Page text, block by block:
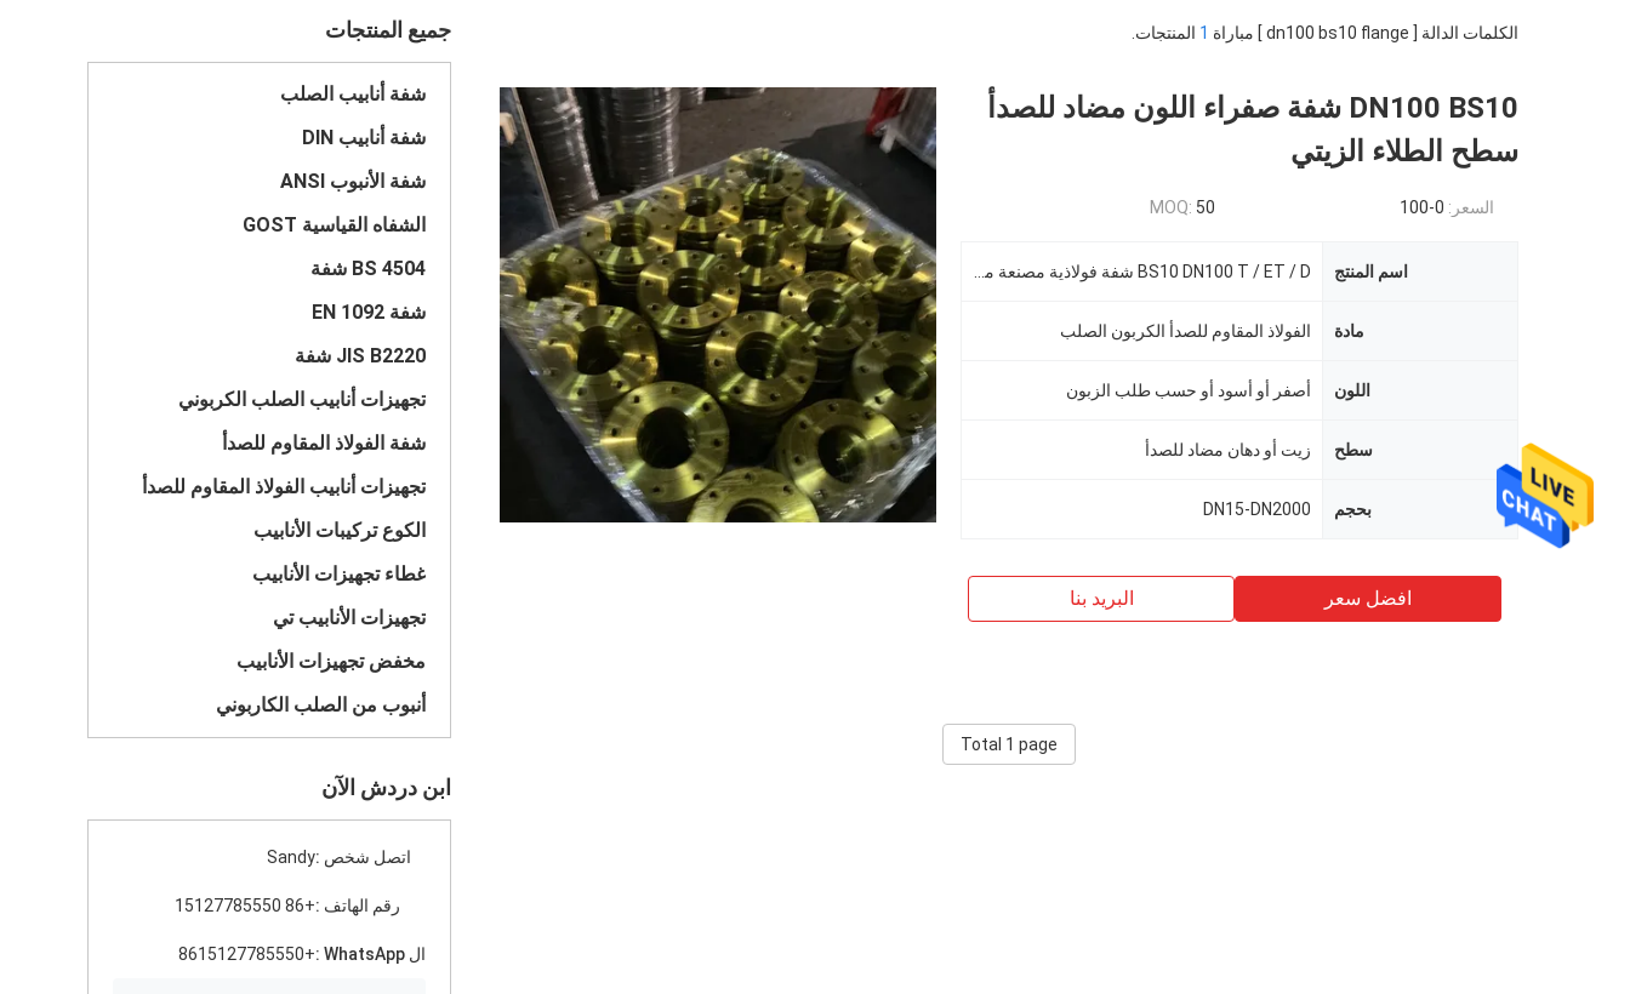
جميع المنتجات
شفة أنابيب الصلب
شفة أنابيب DIN
شفة الأنبوب ANSI
الشفاه القياسية GOST
BS 4504 شفة
شفة EN 1092
JIS B2220 شفة
تجهيزات أنابيب الصلب الكربوني
شفة الفولاذ المقاوم للصدأ
تجهيزات أنابيب الفولاذ المقاوم للصدأ
الكوع تركيبات الأنابيب
غطاء تجهيزات الأنابيب
تجهيزات الأنابيب تي
مخفض تجهيزات الأنابيب
أنبوب من الصلب الكاربوني
ابن دردش الآن
اتصل شخص :Sandy
رقم الهاتف :+86 15127785550
ال WhatsApp : +8615127785550
الكلمات الدالة [ dn100 bs10 flange ] مباراة 1 المنتجات.
DN100 BS10 شفة صفراء اللون مضاد للصدأ
سطح الطلاء الزيتي
السعر: 0-100
MOQ: 50
اسم المنتج
مادة الفولاذ المقاوم للصدأ الكربون الصلب
اللون أصفر أو أسود أو حسب طلب الزبون
سطح زيت أو دهان مضاد للصدأ
بحجم DN15-DN2000
افضل سعر البريد بنا
Total 1 page